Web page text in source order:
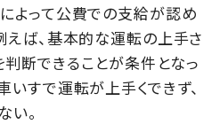
よって公費での支給が認め
えば、基本的な運転の上手さ
断できることが条件となっ
いすで運転が上手くできず、
い。